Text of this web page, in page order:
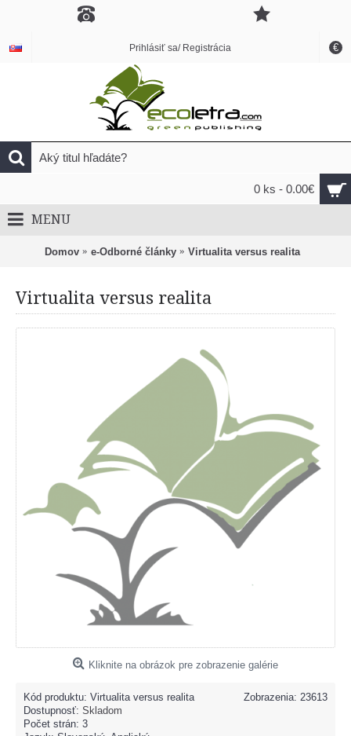
€
Prihlásiť sa/ Registrácia
0 ks - 0.00€
MENU
Domov e-Odborné články Virtualita versus realita
Virtualita versus realita
Kliknite na obrázok pre zobrazenie galérie
Zobrazenia: 23613
Kód produktu: Virtualita versus realita
Dostupnosť: Skladom
Počet strán: 3